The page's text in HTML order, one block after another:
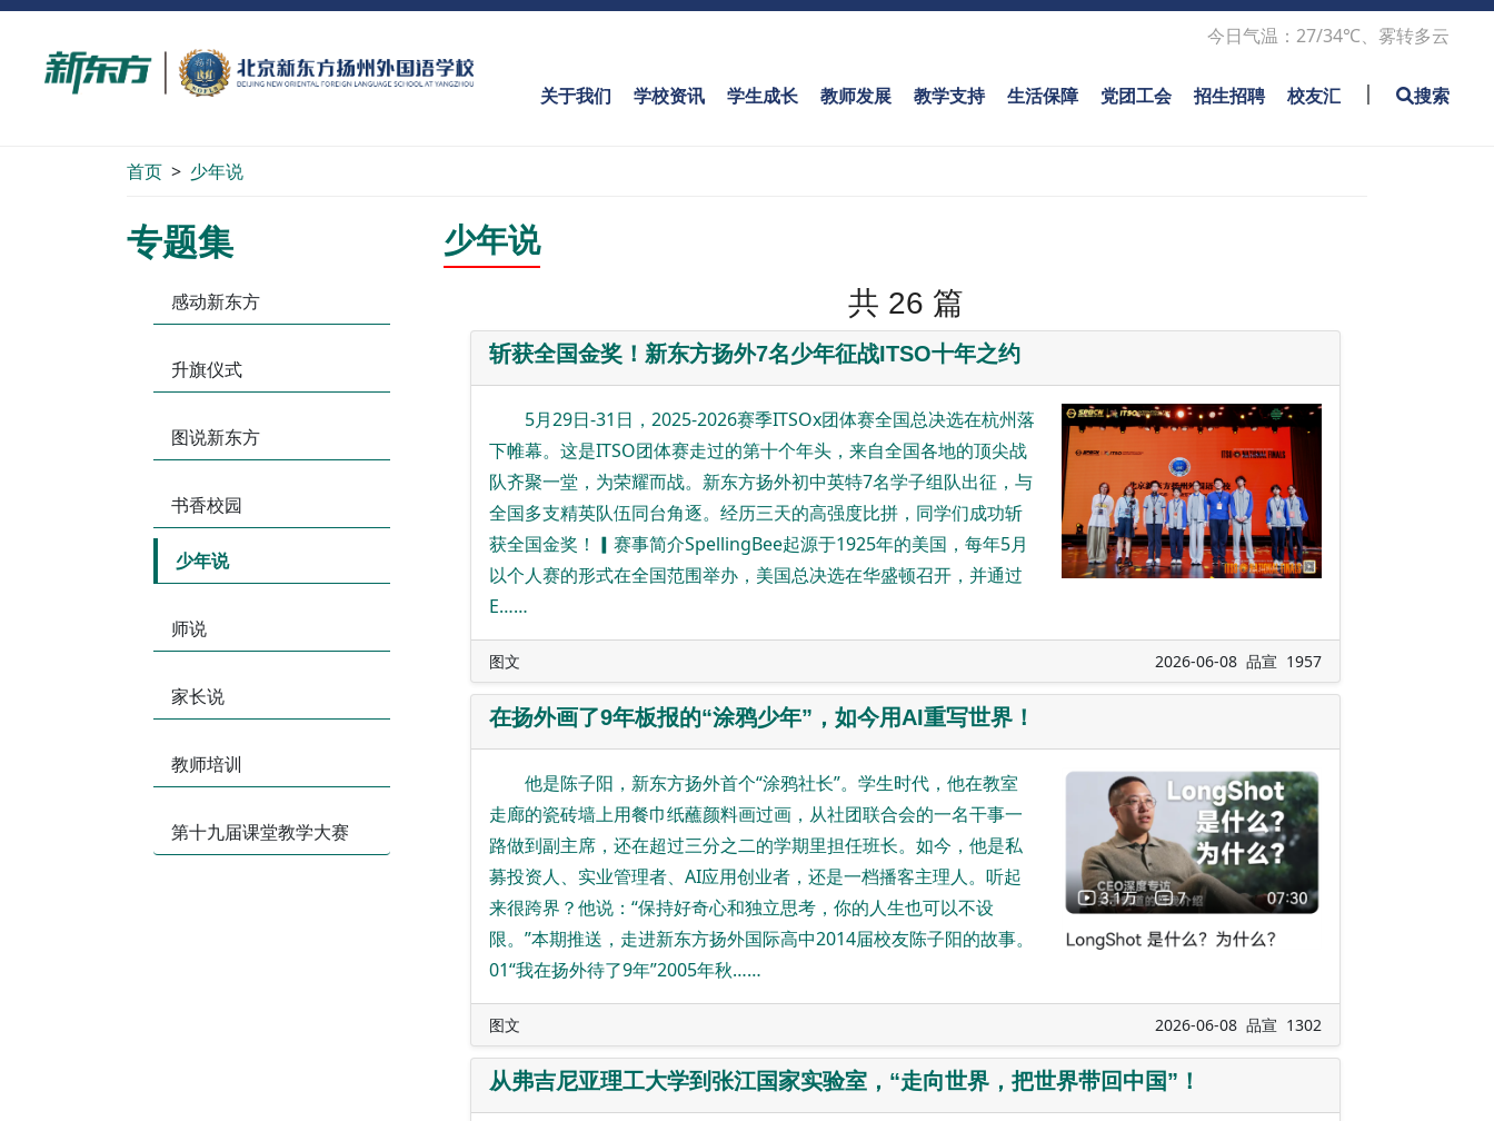
Sub Main
今日气温：27/34℃、雾转多云
关于我们 学校资讯 学生成长 教师发展 教学支持 生活保障 党团工会 招生招聘 校友汇 | 搜索
首页 > 少年说
专题集
感动新东方
升旗仪式
图说新东方
书香校园
少年说
师说
家长说
教师培训
第十九届课堂教学大赛
少年说
共 26 篇
斩获全国金奖！新东方扬外7名少年征战ITSO十年之约
5月29日-31日，2025-2026赛季ITSOx团体赛全国总决选在杭州落
下帷幕。这是ITSO团体赛走过的第十个年头，来自全国各地的顶尖战
队齐聚一堂，为荣耀而战。新东方扬外初中英特7名学子组队出征，与
全国多支精英队伍同台角逐。经历三天的高强度比拼，同学们成功斩
获全国金奖！▎赛事简介SpellingBee起源于1925年的美国，每年5月
以个人赛的形式在全国范围举办，美国总决选在华盛顿召开，并通过
E……
图文 2026-06-08 品宣 1957
在扬外画了9年板报的“涂鸦少年”，如今用AI重写世界！
他是陈子阳，新东方扬外首个“涂鸦社长”。学生时代，他在教室
走廊的瓷砖墙上用餐巾纸蘸颜料画过画，从社团联合会的一名干事一
路做到副主席，还在超过三分之二的学期里担任班长。如今，他是私
募投资人、实业管理者、AI应用创业者，还是一档播客主理人。听起
来很跨界？他说：“保持好奇心和独立思考，你的人生也可以不设
限。”本期推送，走进新东方扬外国际高中2014届校友陈子阳的故事。
01“我在扬外待了9年”2005年秋……
图文 2026-06-08 品宣 1302
从弗吉尼亚理工大学到张江国家实验室，“走向世界，把世界带回中国”！